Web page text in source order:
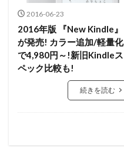
2016-06-23
2016年版 『New Kindle』
が発売! カラー追加/軽量化
で4,980円～!新旧Kindleス
ペック比較も!
続きを読む